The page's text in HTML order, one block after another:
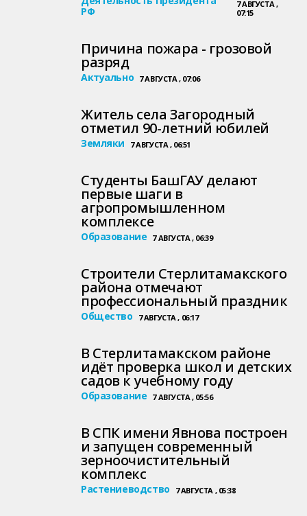
РФ
7 АВГУСТА ,
07:15
Причина пожара - грозовой
разряд
Актуально 7 АВГУСТА , 07:06
Житель села Загородный
отметил 90-летний юбилей
Земляки 7 АВГУСТА , 06:51
Студенты БашГАУ делают
первые шаги в
агропромышленном
комплексе
Образование 7 АВГУСТА , 06:39
Строители Стерлитамакского
района отмечают
профессиональный праздник
Общество 7 АВГУСТА , 06:17
В Стерлитамакском районе
идёт проверка школ и детских
садов к учебному году
Образование 7 АВГУСТА , 05:56
В СПК имени Явнова построен
и запущен современный
зерноочистительный
комплекс
Растениеводство 7 АВГУСТА , 05:38